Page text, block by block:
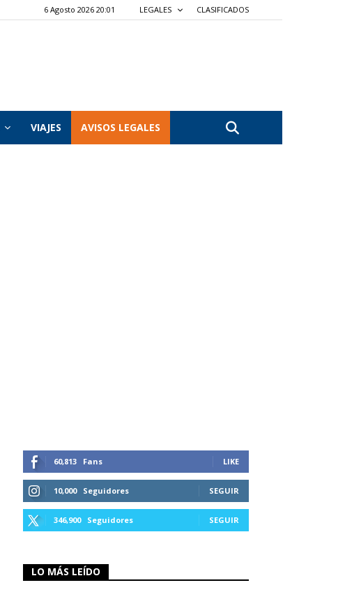
6 Agosto 2026 20:01 LEGALES CLASIFICADOS
VIAJES AVISOS LEGALES
60,813 Fans LIKE
10,000 Seguidores SEGUIR
346,900 Seguidores SEGUIR
LO MÁS LEÍDO